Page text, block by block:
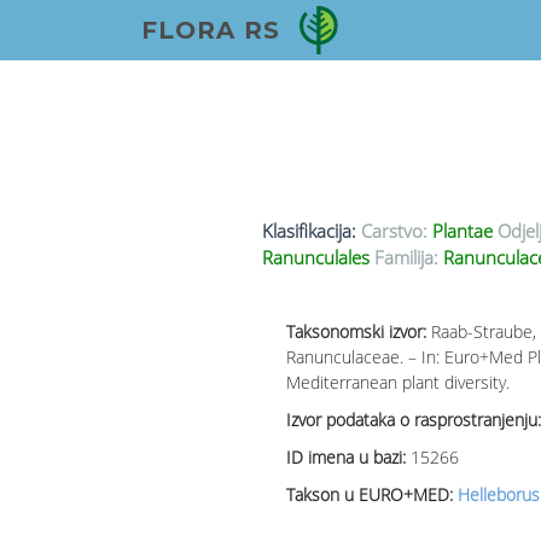
FLORA RS
Klasifikacija: Carstvo: Plantae
Ranunculales Familija:
Taksonomski izvor: Raab-
Ranunculaceae. – In: Euro+Med
Mediterranean plant diversity.
Izvor podataka o rasprostranjenju:
ID imena u bazi: 15266
Takson u EURO+MED: